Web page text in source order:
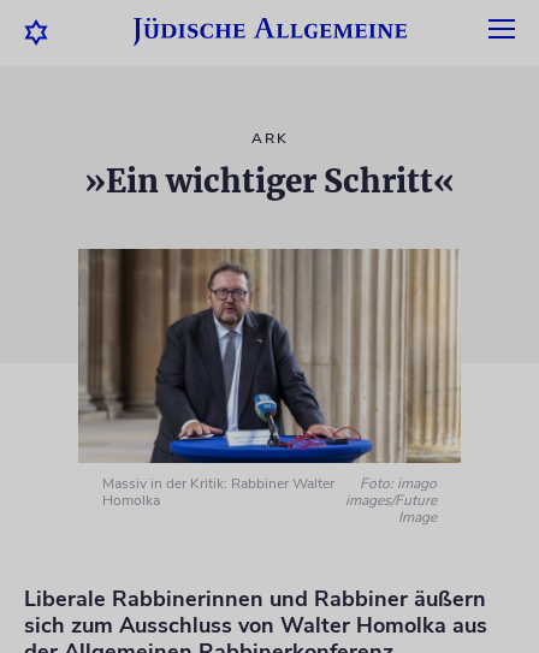
ARK
»Ein wichtiger Schritt«
Massiv in der Kritik: Rabbiner Walter
Homolka
Foto: imago
images/Future
Image
Liberale Rabbinerinnen und Rabbiner äußern
sich zum Ausschluss von Walter Homolka aus